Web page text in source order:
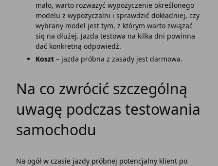
mało, warto rozważyć wypożyczenie określonego
modelu z wypożyczalni i sprawdzić dokładniej, czy
wybrany model jest tym, z którym warto związać
się na dłużej. Jazda testowa na kilka dni powinna
dać konkretną odpowiedź.
Koszt– jazda próbna z zasady jest darmowa.
Na co zwrócić szczególną
uwagę podczas testowania
samochodu
Na ogół w czasie jazdy próbnej potencjalny klient po